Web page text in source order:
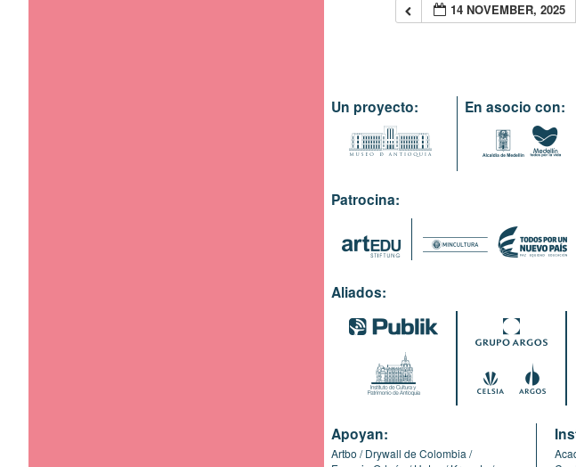
14 NOVEMBER, 2025
Un proyecto: En asocio con:
Patrocina:
Aliados:
Apoyan:
Artbo
Drywall de Colombia